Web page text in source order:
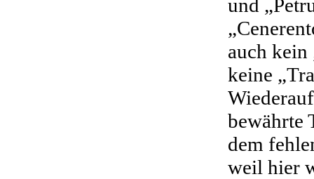
und
auch kein
keine
bewährte
dem
weil hier